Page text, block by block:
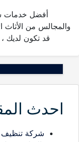
أفضل خدمات
والمجالس من الأثاث
قد تكون لديك
احدث
شركة تنظيف